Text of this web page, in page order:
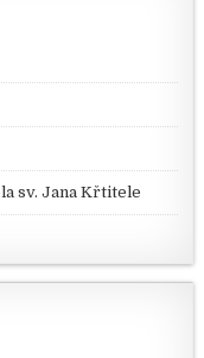
sv. Jana Křtitele